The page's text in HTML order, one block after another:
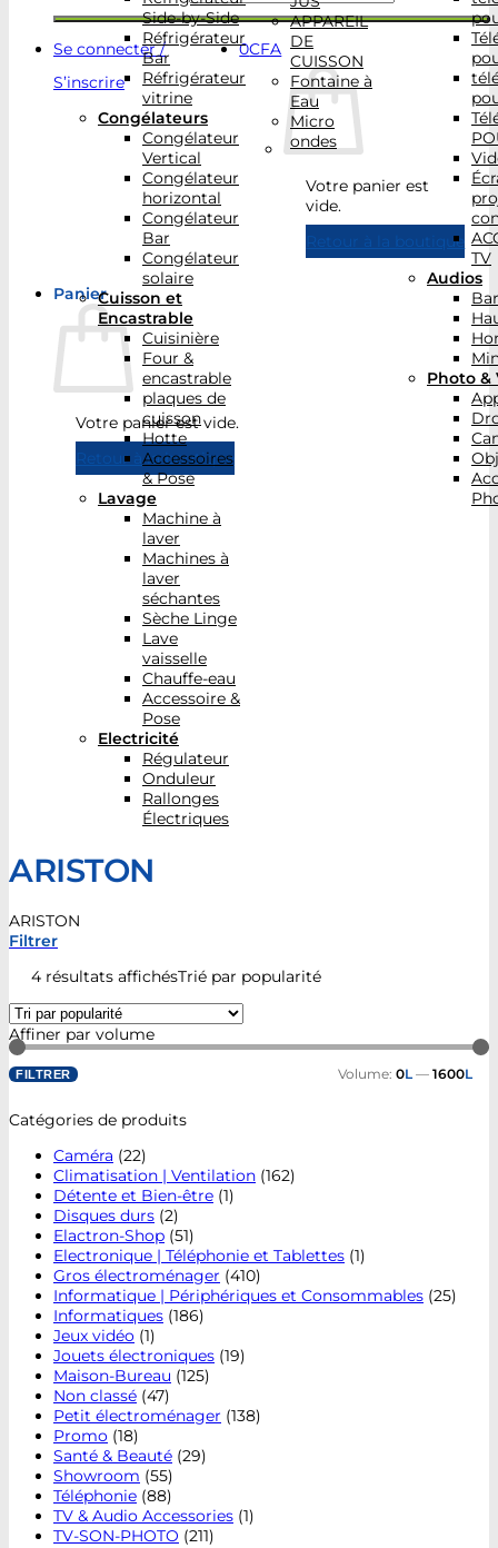
Se connecter /
S’inscrire
0CFA
Votre panier est
vide.
Retour à la boutique
Panier
Votre panier est vide.
Retour à la boutique
Side-by-Side
Réfrigérateur
Bar
Réfrigérateur
vitrine
Congélateurs
Congélateur
Vertical
Congélateur
horizontal
Congélateur
Bar
Congélateur
solaire
Cuisson et
Encastrable
Cuisinière
Four &
encastrable
plaques de
cuisson
Hotte
Accessoires
& Pose
Lavage
Machine à
laver
Machines à
laver
séchantes
Sèche Linge
Lave
vaisselle
Chauffe-eau
Accessoire &
Pose
Electricité
Régulateur
Onduleur
Rallonges
Électriques
APPAREIL
DE
CUISSON
Fontaine à
Eau
Micro
ondes
TV
Audios
Photo &
ARISTON
ARISTON
Filtrer
4 résultats affichésTrié par popularité
Affiner par volume
FILTRER Volume: 0L — 1600L
Catégories de produits
Caméra (22)
Climatisation | Ventilation (162)
Détente et Bien-être (1)
Disques durs (2)
Elactron-Shop (51)
Electronique | Téléphonie et Tablettes (1)
Gros électroménager (410)
Informatique | Périphériques et Consommables (25)
Informatiques (186)
Jeux vidéo (1)
Jouets électroniques (19)
Maison-Bureau (125)
Non classé (47)
Petit électroménager (138)
Promo (18)
Santé & Beauté (29)
Showroom (55)
Téléphonie (88)
TV & Audio Accessories (1)
TV-SON-PHOTO (211)